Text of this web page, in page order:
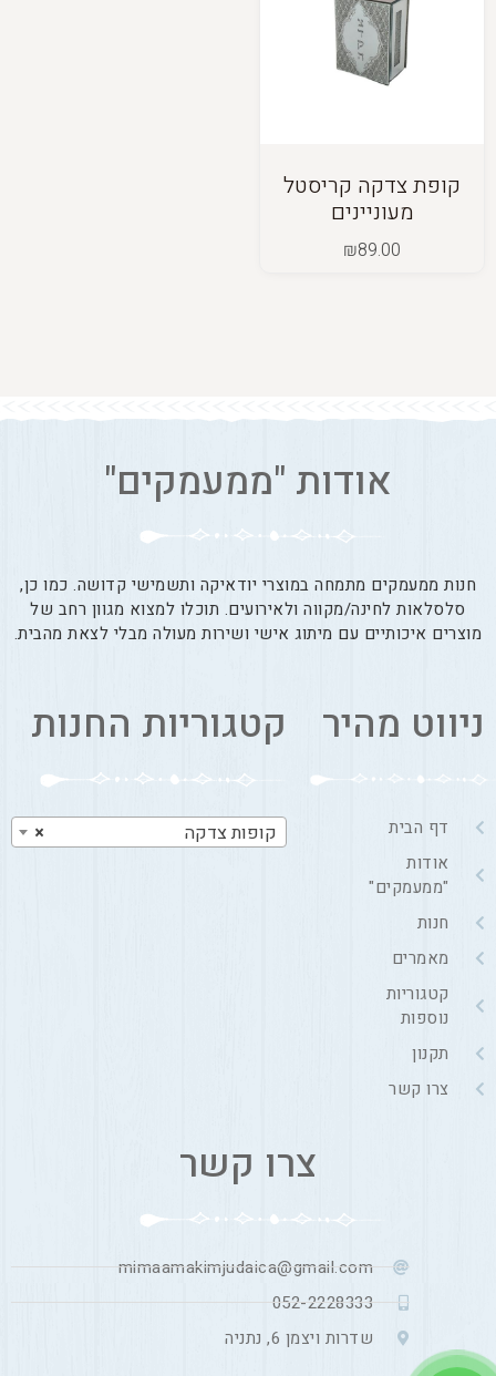
קופת צדקה קריסטל
מעוניינים
₪89.00
אודות "ממעמקים"
חנות ממעמקים מתמחה במוצרי יודאיקה ותשמישי קדושה. כמו כן,
סלסלאות לחינה/מקווה ולאירועים. תוכלו למצוא מגוון רחב של
מוצרים איכותיים עם מיתוג אישי ושירות מעולה מבלי לצאת מהבית.
ניווט מהיר
דף הבית
אודות
"ממעמקים"
חנות
מאמרים
קטגוריות
נוספות
תקנון
צרו קשר
קטגוריות החנות
× קופות צדקה
צרו קשר
mimaamakimjudaica@gmail.com
052-2228333
שדרות ויצמן 6, נתניה